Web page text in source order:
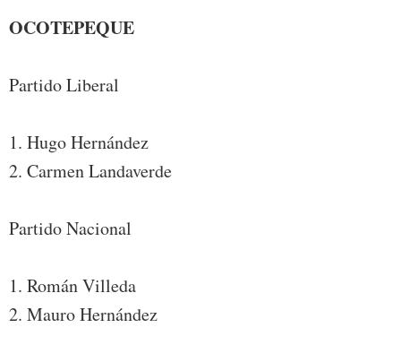
OCOTEPEQUE
Partido Liberal
1. Hugo Hernández
2. Carmen Landaverde
Partido Nacional
1. Román Villeda
2. Mauro Hernández